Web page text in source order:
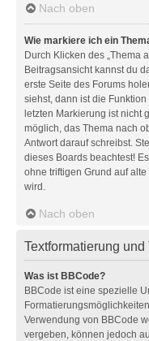
Nach oben
Wie markiere ich ein
Durch Klicken des „Thema
Beitragsansicht kannst du
erste Seite des Forums
siehst, dann ist die
letzten Markierung ist nicht
möglich, das Thema nach
Antwort darauf schreibst.
dieses Boards beachtest!
ohne triftigen Grund auf
wird.
Nach oben
Textformatierung
Was ist BBCode?
BBCode ist eine spezielle
Verwendung von BBCode
vergeben, können jedoch